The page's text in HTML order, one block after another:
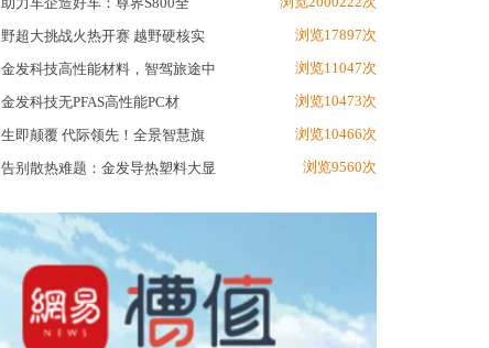
野超大挑战火热开赛 越野硬核实 浏览17897次
金发科技高性能材料，智驾旅途中 浏览11047次
金发科技无PFAS高性能PC材 浏览10473次
生即颠覆 代际领先！全景智慧旗 浏览10466次
告别散热难题：金发导热塑料大显 浏览9560次